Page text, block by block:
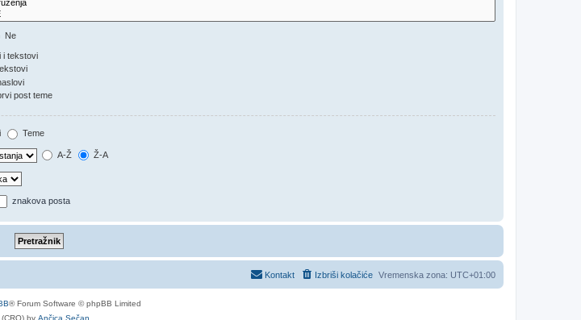
Ne
i tekstovi
post teme
Teme
A-Ž Ž-A
znakova posta
Vremenska zona: UTC+01:00
Izbriši kolačiće
Kontakt
® Forum Software © phpBB Limited
(CRO) by Ančica Sečan